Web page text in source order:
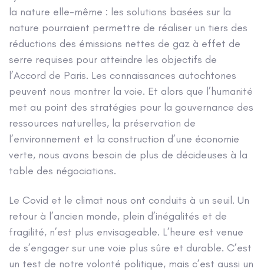
la nature elle-même : les solutions basées sur la
nature pourraient permettre de réaliser un tiers des
réductions des émissions nettes de gaz à effet de
serre requises pour atteindre les objectifs de
l’Accord de Paris. Les connaissances autochtones
peuvent nous montrer la voie. Et alors que l’humanité
met au point des stratégies pour la gouvernance des
ressources naturelles, la préservation de
l’environnement et la construction d’une économie
verte, nous avons besoin de plus de décideuses à la
table des négociations.
Le Covid et le climat nous ont conduits à un seuil. Un
retour à l’ancien monde, plein d’inégalités et de
fragilité, n’est plus envisageable. L’heure est venue
de s’engager sur une voie plus sûre et durable. C’est
un test de notre volonté politique, mais c’est aussi un